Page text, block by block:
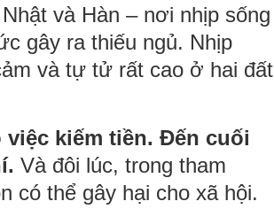
và Hàn – nơi nhịp sống
gây ra thiếu ngủ. Nhịp
và tự tử rất cao ở hai đất
kiếm tiền. Đến cuối
Và đôi lúc, trong tham
có thể gây hại cho xã hội.